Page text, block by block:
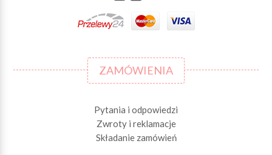
ZAMÓWIENIA
Pytania i odpowiedzi
Zwroty i reklamacje
Składanie zamówień